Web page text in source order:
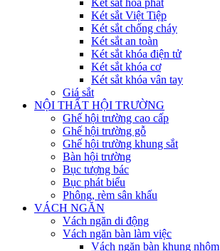
Két sắt hòa phát
Két sắt Việt Tiệp
Két sắt chống cháy
Két sắt an toàn
Két sắt khóa điện tử
Két sắt khóa cơ
Két sắt khóa vân tay
Giá sắt
NỘI THẤT HỘI TRƯỜNG
Ghế hội trường cao cấp
Ghế hội trường gỗ
Ghế hội trường khung sắt
Bàn hội trường
Bục tượng bác
Bục phát biểu
Phông, rèm sân khấu
VÁCH NGĂN
Vách ngăn di động
Vách ngăn bàn làm việc
Vách ngăn bàn khung nhôm